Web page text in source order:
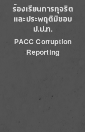
ร้องเรียนการทุจริต
และประพฤติมิชอบ
ป.ป.ท.
PACC Corruption
Reporting